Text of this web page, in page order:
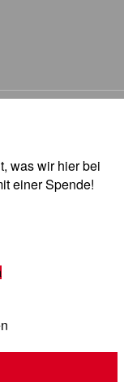
was wir hier bei
einer Spende!